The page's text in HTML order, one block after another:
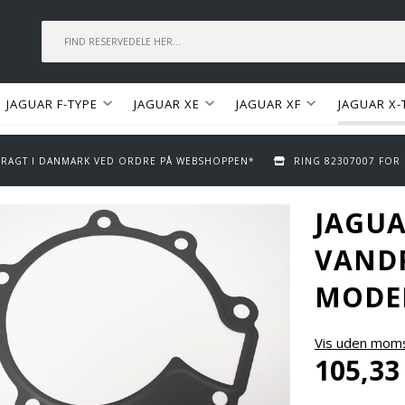
JAGUAR F-TYPE JAGUAR XE JAGUAR XF JAGUAR X-
I DANMARK VED ORDRE PÅ WEBSHOPPEN* RING 82307007 FOR
Vis uden
105,33